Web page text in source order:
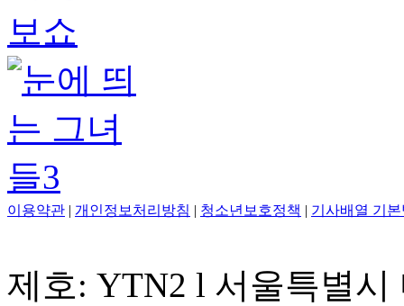
이용약관 개인정보처리방침 청소년보호정책 기사배열 기
제호: YTN2 l 서울특별